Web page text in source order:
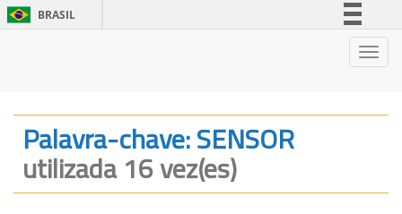
BRASIL
Legislação
Palavra-chave: SENSOR
utilizada 16 vez(es)